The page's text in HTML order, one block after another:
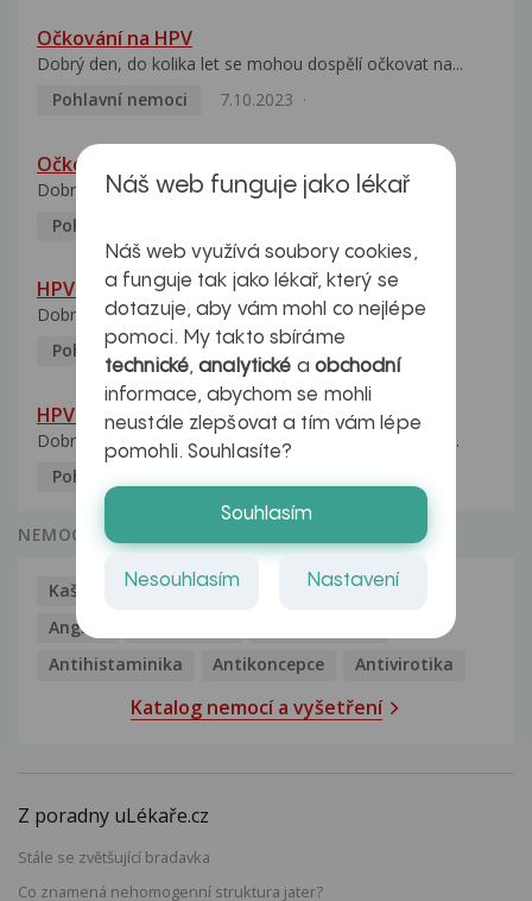
Očkování na HPV
Dobrý den, do kolika let se mohou dospělí očkovat na...
Pohlavní nemoci
7.10.2023
Očkování na HPV
Dobrý den, mým dětem je 18 a 20 let. Chci je nechat...
Pohlavní nemoci
HPV pozitivní manželka
Dobrý den, manželka po xx letech přivezla z Východu...
Pohlavní nemoci
5.10.2023
HPV typ 52 u partnerky
Dobrý deň prajem. Prosím Vás ako sa dá vyliečiť vírus...
Pohlavní nemoci
NEMOCI
Kašel Alergie Alkoholismus
Analgetika
Angína
Antihistaminika
Antikoncepce Antivirotika
Katalog nemocí a vyšetření
Z poradny uLékaře.cz
Stále se zvětšující bradavka
Co znamená nehomogenní struktura jater?
Náš web funguje jako lékař
Náš web využívá soubory cookies,
a funguje tak jako lékař, který se
dotazuje, aby vám mohl co nejlépe
pomoci. My takto sbíráme
technické,analytické a obchodní
informace, abychom se mohli
neustále zlepšovat a tím vám lépe
pomohli. Souhlasíte?
Souhlasím
Nesouhlasím Nastavení